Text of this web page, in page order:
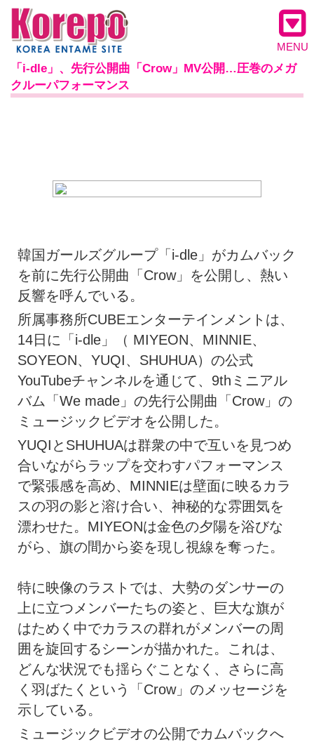
MENU
「i-dle」、先行公開曲「Crow」MV公開…圧巻のメガ
クルーパフォーマンス
韓国ガールズグループ「i-dle」がカムバック
を前に先行公開曲「Crow」を公開し、熱い
反響を呼んでいる。
所属事務所CUBEエンターテインメントは、
14日に「i-dle」（ MIYEON、MINNIE、
SOYEON、YUQI、SHUHUA）の公式
YouTubeチャンネルを通じて、9thミニアル
バム「We made」の先行公開曲「Crow」の
ミュージックビデオを公開した。
YUQIとSHUHUAは群衆の中で互いを見つめ
合いながらラップを交わすパフォーマンス
で緊張感を高め、MINNIEは壁面に映るカラ
スの羽の影と溶け合い、神秘的な雰囲気を
漂わせた。MIYEONは金色の夕陽を浴びな
がら、旗の間から姿を現し視線を奪った。
特に映像のラストでは、大勢のダンサーの
上に立つメンバーたちの姿と、巨大な旗が
はためく中でカラスの群れがメンバーの周
囲を旋回するシーンが描かれた。これは、
どんな状況でも揺らぐことなく、さらに高
く羽ばたくという「Crow」のメッセージを
示している。
ミュージックビデオの公開でカムバックへ